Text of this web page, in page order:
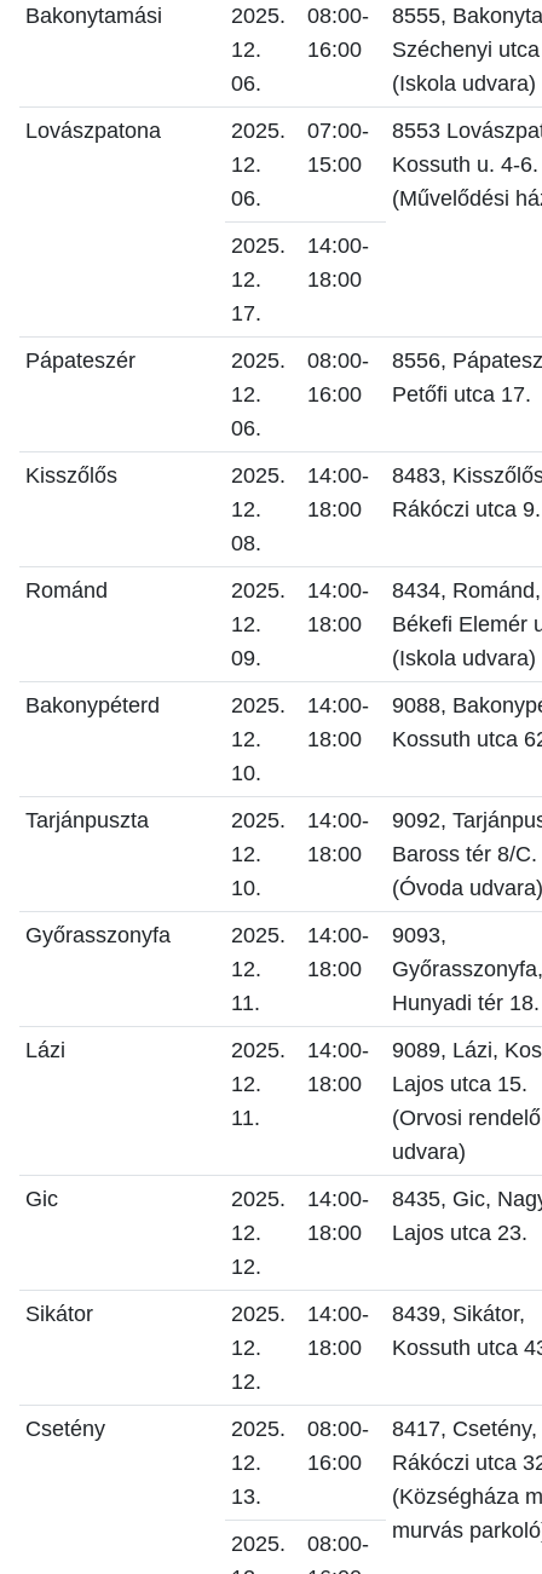
Bakonytamási
2025.
12.
06.
08:00-
16:00
8555,
Széchenyi
(Iskola udvara)
Lovászpatona
2025.
12.
06.
07:00-
15:00
8553
Kossuth u. 4-6.
(Művelődési
2025.
12.
17.
14:00-
18:00
Pápateszér
2025.
12.
06.
08:00-
16:00
8556,
Petőfi utca 17.
Kisszőlős
2025.
12.
08.
14:00-
18:00
8483,
Rákóczi utca 9.
Románd
2025.
12.
09.
14:00-
18:00
8434, Románd,
Békefi Elemér
(Iskola udvara)
Bakonypéterd
2025.
12.
10.
14:00-
18:00
9088,
Kossuth utca
Tarjánpuszta
2025.
12.
10.
14:00-
18:00
9092,
Baross tér 8/C.
(Óvoda udvara)
Győrasszonyfa
2025.
12.
11.
14:00-
18:00
9093,
Győrasszonyfa,
Hunyadi tér 18.
Lázi
2025.
12.
11.
14:00-
18:00
9089, Lázi,
Lajos utca 15.
(Orvosi rendelő
udvara)
Gic
2025.
12.
12.
14:00-
18:00
8435, Gic,
Lajos utca 23.
Sikátor
2025.
12.
12.
14:00-
18:00
8439, Sikátor,
Kossuth utca
Csetény
2025.
12.
13.
08:00-
16:00
8417, Csetény,
Rákóczi utca
(Községháza
murvás
2025.
08:00-